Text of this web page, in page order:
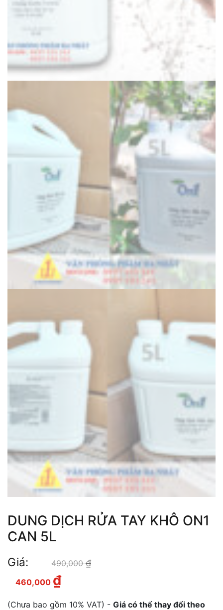
DUNG DỊCH RỬA TAY KHÔ ON1
CAN 5L
Giá: 490,000₫
460,000 ₫
(Chưa bao gồm 10% VAT) - Giá có thể thay đổi theo